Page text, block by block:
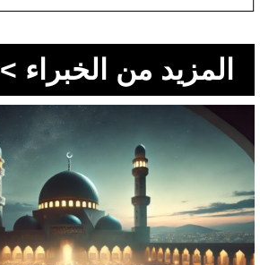
المزيد من الخبراء >